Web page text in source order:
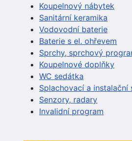
Koupelnový nábytek
Sanitární keramika
Vodovodní baterie
Baterie s el. ohřevem
Sprchy, sprchový
Koupelnové doplňky
WC sedátka
Splachovací a instalační
Senzory, radary
Invalidní program